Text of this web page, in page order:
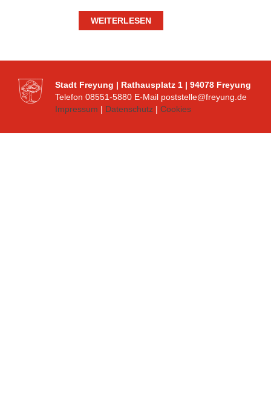
WEITERLESEN
Stadt Freyung | Rathausplatz 1 | 94078 Freyung
Telefon 08551-5880 E-Mail poststelle@freyung.de
Impressum | Datenschutz | Cookies